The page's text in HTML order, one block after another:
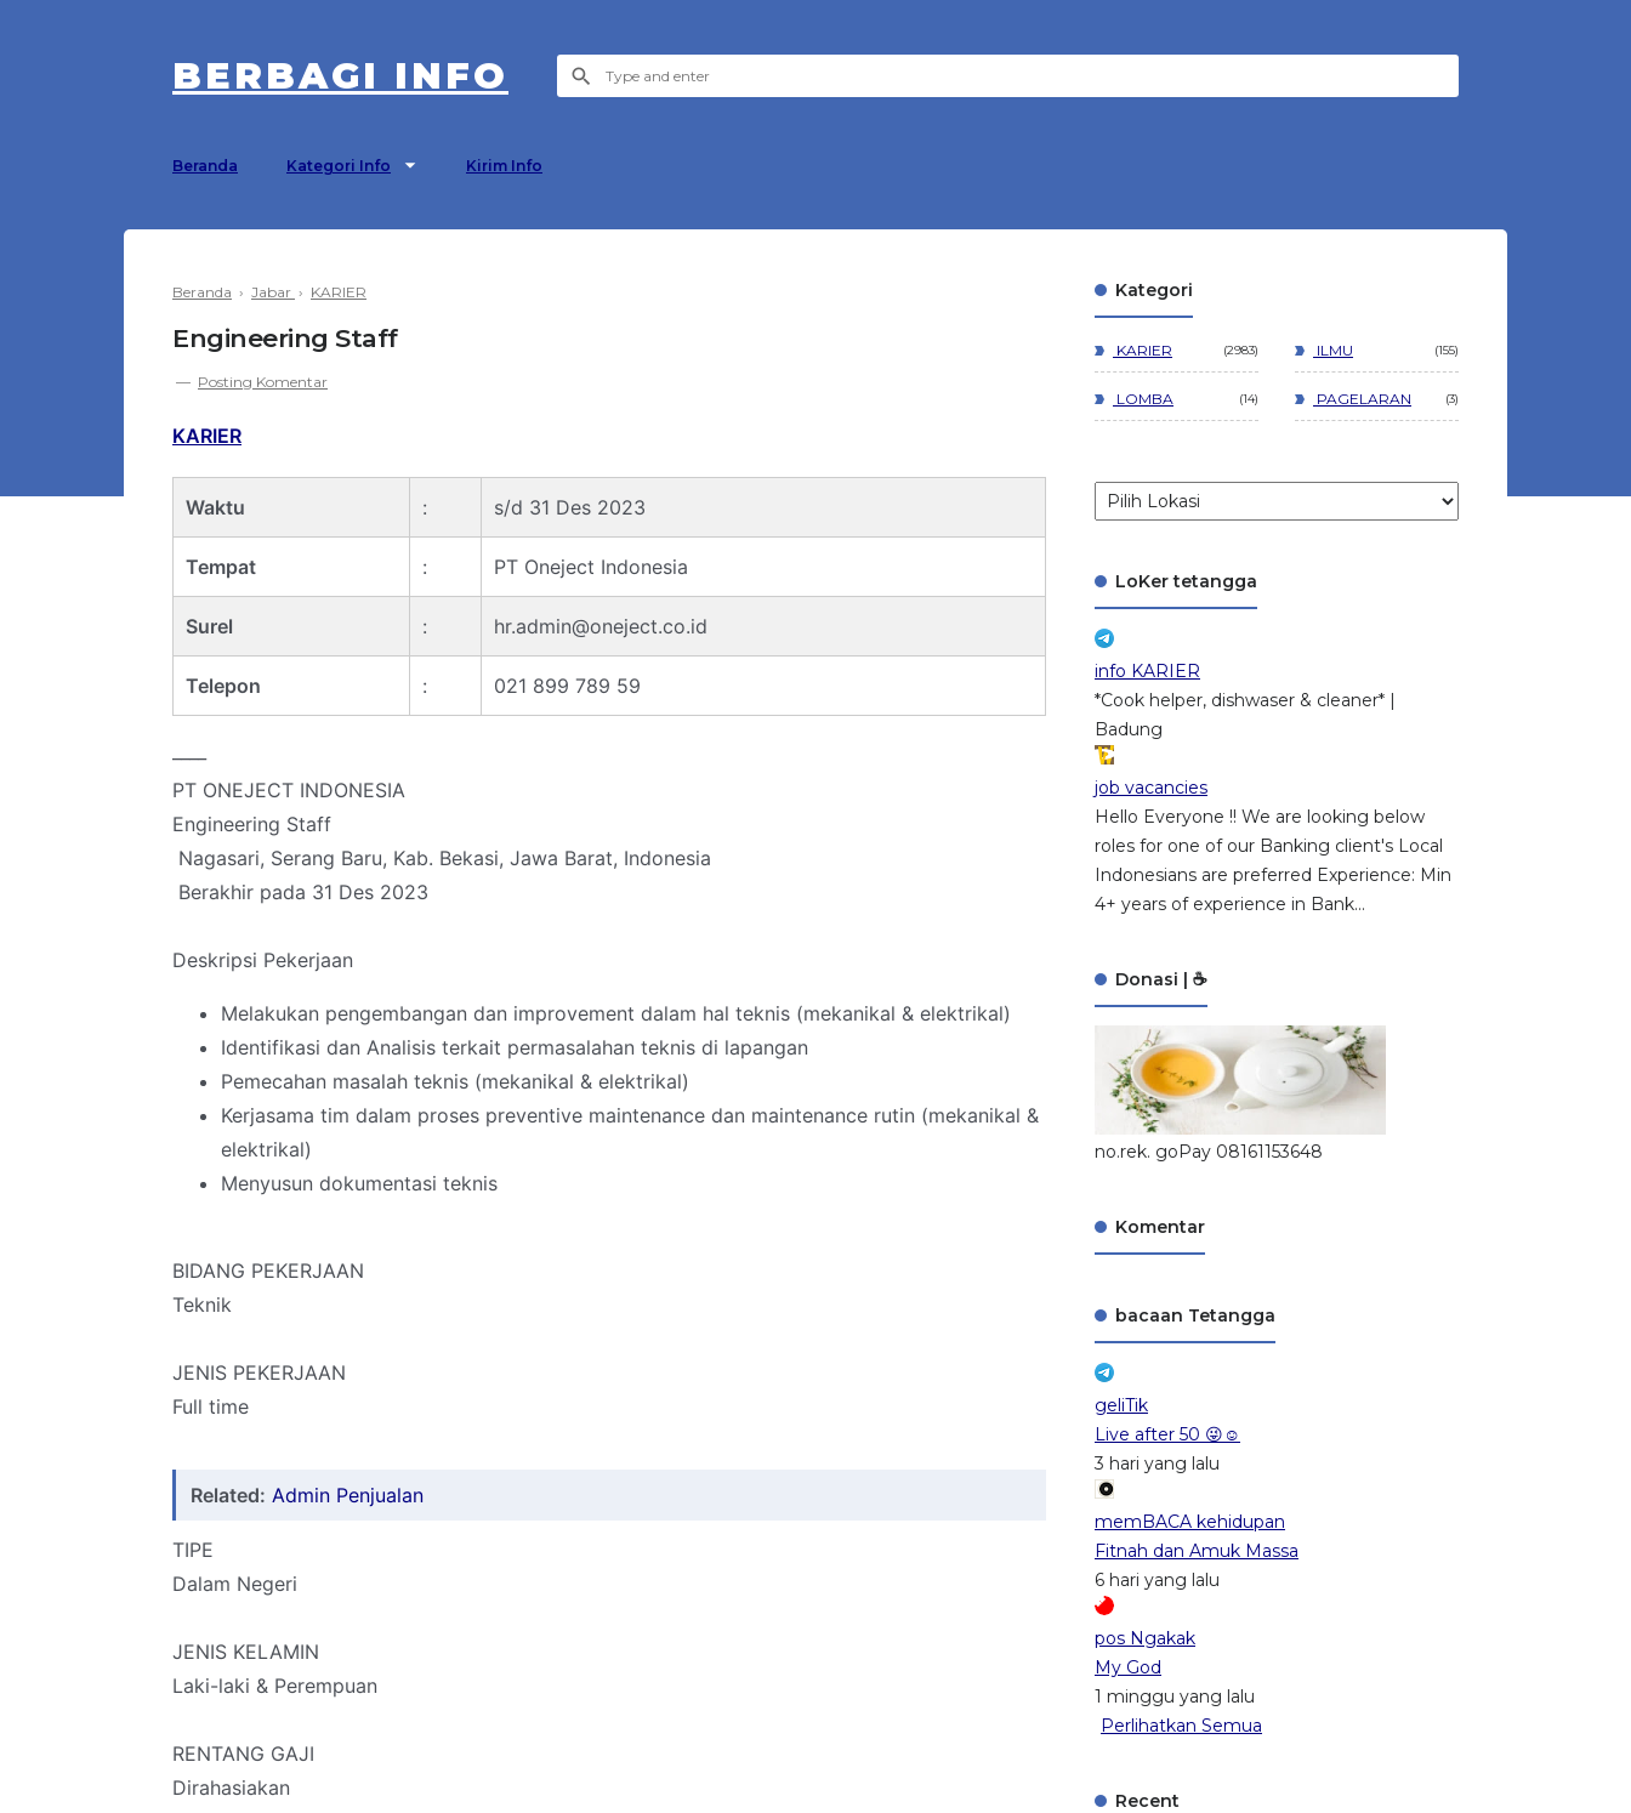
BERBAGI INFO
Beranda Kategori Info Kirim Info
Beranda › Jabar › KARIER
Engineering Staff
Posting Komentar
KARIER
Waktu : s/d 31 Des 2023
Tempat : PT Oneject Indonesia
Surel : hr.admin@oneject.co.id
Telepon : 021 899 789 59
PT ONEJECT INDONESIA
Engineering Staff
Nagasari, Serang Baru, Kab. Bekasi, Jawa Barat, Indonesia
Berakhir pada 31 Des 2023
Deskripsi Pekerjaan
Melakukan pengembangan dan improvement dalam hal teknis (mekanikal & elektrikal)
Identifikasi dan Analisis terkait permasalahan teknis di lapangan
Pemecahan masalah teknis (mekanikal & elektrikal)
Kerjasama tim dalam proses preventive maintenance dan maintenance rutin (mekanikal &
elektrikal)
Menyusun dokumentasi teknis
BIDANG PEKERJAAN
Teknik
JENIS PEKERJAAN
Full time
Related: Admin Penjualan
TIPE
Dalam Negeri
JENIS KELAMIN
Laki-laki & Perempuan
RENTANG GAJI
Dirahasiakan
Kategori
KARIER 2983 ILMU 155
LOMBA 14 PAGELARAN 3
LoKer tetangga
info KARIER
*Cook helper, dishwaser & cleaner* |
Badung
job vacancies
Hello Everyone !! We are looking below
roles for one of our Banking client's Local
Indonesians are preferred Experience: Min
4+ years of experience in Bank...
Donasi | ☕
no.rek. goPay 08161153648
Komentar
bacaan Tetangga
geliTik
Live after 50 😜☺️
3 hari yang lalu
memBACA kehidupan
Fitnah dan Amuk Massa
6 hari yang lalu
pos Ngakak
My God
1 minggu yang lalu
Perlihatkan Semua
Recent